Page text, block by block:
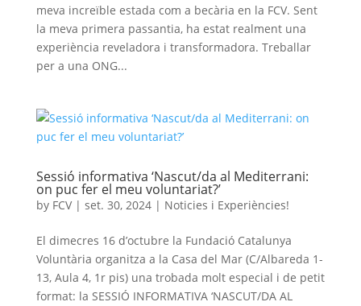
meva increïble estada com a becària en la FCV. Sent
la meva primera passantia, ha estat realment una
experiència reveladora i transformadora. Treballar
per a una ONG...
Sessió informativa ‘Nascut/da al Mediterrani:
on puc fer el meu voluntariat?’
by FCV| set. 30, 2024| Noticies i Experiències!
El dimecres 16 d’octubre la Fundació Catalunya
Voluntària organitza a la Casa del Mar (C/Albareda 1-
13, Aula 4, 1r pis) una trobada molt especial i de petit
format: la SESSIÓ INFORMATIVA ‘NASCUT/DA AL